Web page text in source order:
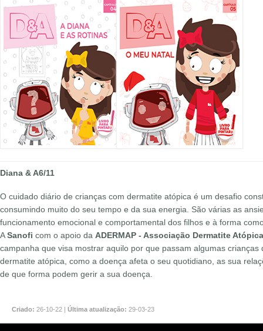
Diana & A6/11
O cuidado diário de crianças com dermatite atópica é um desafio
consumindo muito do seu tempo e da sua energia. São várias as
funcionamento emocional e comportamental dos filhos e à forma
ASanofi com o apoio da ADERMAP - Associação Dermatite
campanha que visa mostrar aquilo por que passam algumas crianças
dermatite atópica, como a doença afeta o seu quotidiano, as sua
de que forma podem gerir a sua doença.
Criado: 26-10-22 | Última atualização: 29-03-23